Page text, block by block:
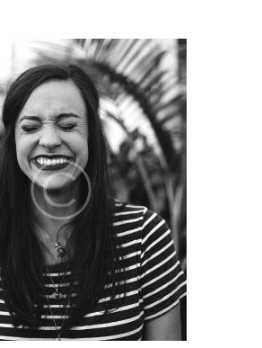
GEHT STEIL!
STEILEN
UND